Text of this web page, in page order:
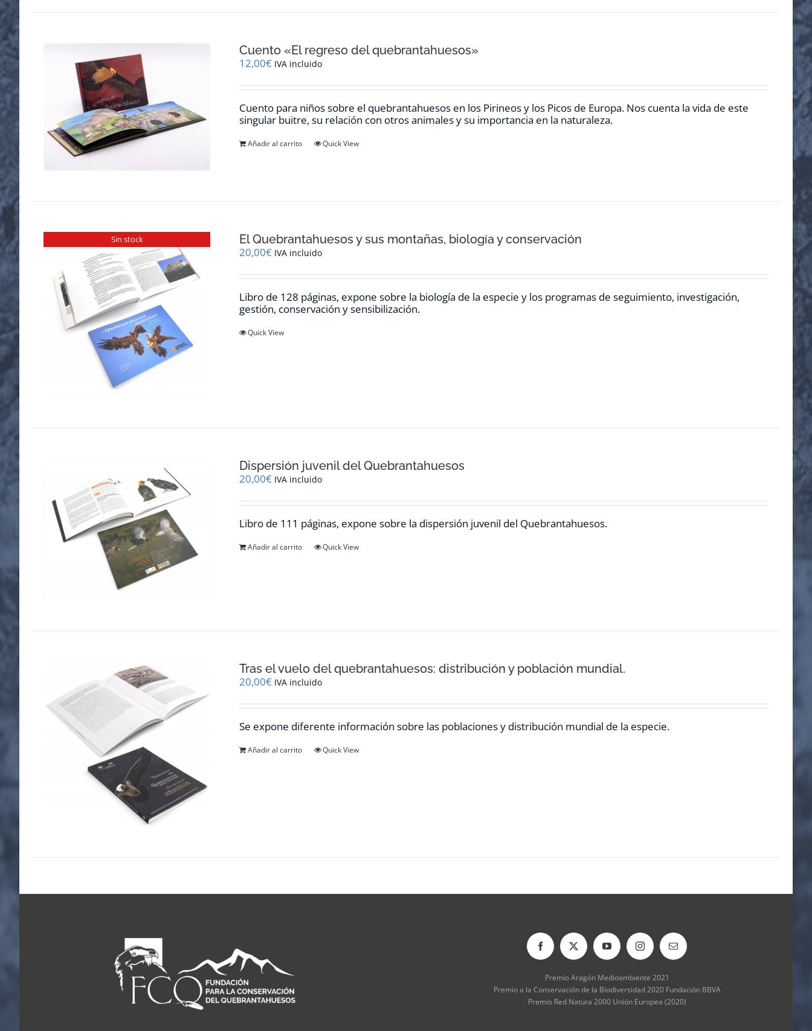
Cuento «El regreso del quebrantahuesos»
12,00€ IVA incluido
Cuento para niños sobre el quebrantahuesos en los Pirineos y los Picos de Europa. Nos cuenta la vida de este
singular buitre, su relación con otros animales y su importancia en la naturaleza.
Añadir al carrito Quick View
Sin stock El Quebrantahuesos y sus montañas, biología y conservación
20,00€ IVA incluido
Libro de 128 páginas, expone sobre la biología de la especie y los programas de seguimiento, investigación,
gestión, conservación y sensibilización.
Quick View
Dispersión juvenil del Quebrantahuesos
20,00€ IVA incluido
Libro de 111 páginas, expone sobre la dispersión juvenil del Quebrantahuesos.
Añadir al carrito Quick View
Tras el vuelo del quebrantahuesos: distribución y población mundial.
20,00€ IVA incluido
Se expone diferente información sobre las poblaciones y distribución mundial de la especie.
Añadir al carrito Quick View
Premio Aragón Medioambiente 2021
Premio a la Conservación de la Biodiversidad 2020 Fundación BBVA
Premio Red Natura 2000 Unión Europea (2020)